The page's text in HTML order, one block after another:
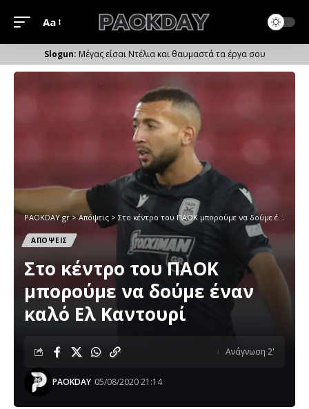
Μέγεθος
Γραμματοσειράς
Aa
Μέγας είσαι Ντέλια και θαυμαστά τα έργα σου
PAOKDAY.gr>Απόψεις > Στο κέντρο του ΠΑΟΚ μπορούμε να δούμε έναν καλό Ελ Καντουρί
ΑΠΟΨΕΙΣ
Στο κέντρο του ΠΑΟΚ
μπορούμε να δούμε έναν
καλό Ελ Καντουρί
PAOKDAY 05/08/2020 21:14
Ανάγνωση 2'